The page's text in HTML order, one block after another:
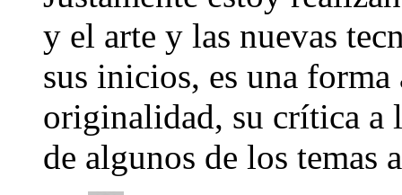
y el arte y las nuevas
sus inicios, es una
originalidad, su crítica a
de algunos de los temas